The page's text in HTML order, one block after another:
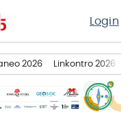
Login
2026 Linkontro 2026